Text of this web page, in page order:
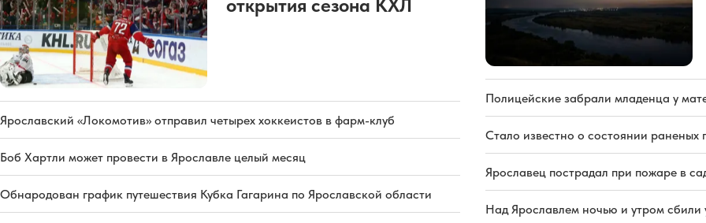
открытия сезона КХЛ
Ярославский «Локомотив» отправил четырех хоккеистов в фарм-клуб
Боб Хартли может провести в Ярославле целый месяц
Обнародован график путешествия Кубка Гагарина по Ярославской области
Полицейские забрали младенца у
Стало известно о состоянии
Ярославец пострадал при пожаре в
Над Ярославлем ночью и утром